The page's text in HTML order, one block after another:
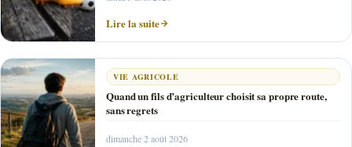
Lire la suite
VIE AGRICOLE
Quand un fils d’agriculteur choisit sa propre route,
sans regrets
dimanche 2 août 2026